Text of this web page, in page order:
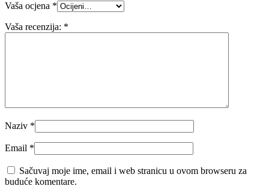
Vaša ocjena *
Vaša recenzija: *
Naziv *
Email *
Sačuvaj moje ime, email i web stranicu u ovom browseru za
buduće komentare.